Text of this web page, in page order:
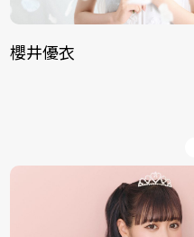
櫻井優衣